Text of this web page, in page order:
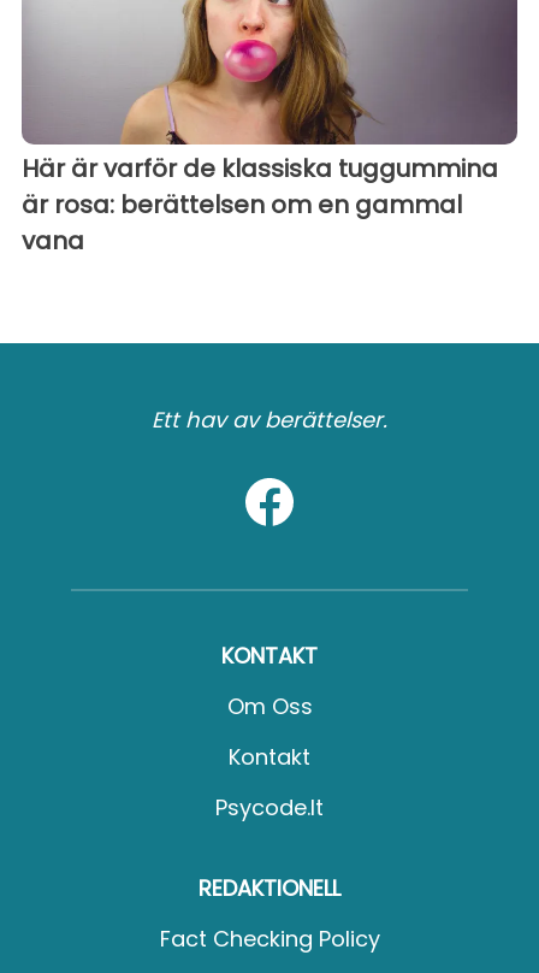
Här är varför de klassiska tuggummina
är rosa: berättelsen om en gammal
vana
Ett hav av berättelser.
KONTAKT
Om Oss
Kontakt
Psycode.it
REDAKTIONELL
Fact Checking Policy